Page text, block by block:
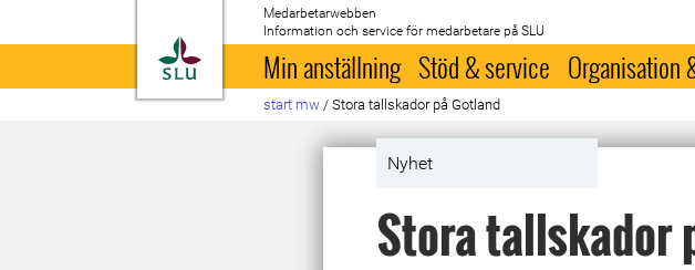
Till startsida
Medarbetarwebben
Information och service för medarbetare på SLU
Min anställning Stöd & service Organisation
start mw / Stora tallskador på Gotland
Nyhet
Stora tallskador